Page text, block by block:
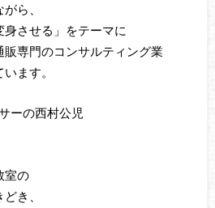
ら、
身させる」をテーマに
専門のコンサルティング業
ます。
ーの西村公児
室の
き、